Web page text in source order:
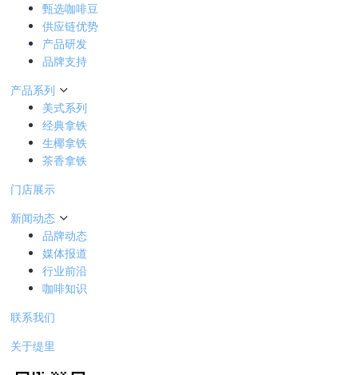
甄选咖啡豆
供应链优势
产品研发
品牌支持
产品系列
美式系列
经典拿铁
生椰拿铁
茶香拿铁
门店展示
新闻动态
品牌动态
媒体报道
行业前沿
咖啡知识
联系我们
关于缇里